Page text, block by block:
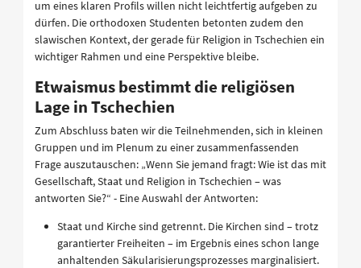
um eines klaren Profils willen nicht leichtfertig aufgeben zu
dürfen. Die orthodoxen Studenten betonten zudem den
slawischen Kontext, der gerade für Religion in Tschechien ein
wichtiger Rahmen und eine Perspektive bleibe.
Etwaismus bestimmt die religiösen
Lage in Tschechien
Zum Abschluss baten wir die Teilnehmenden, sich in kleinen
Gruppen und im Plenum zu einer zusammenfassenden
Frage auszutauschen: „Wenn Sie jemand fragt: Wie ist das mit
Gesellschaft, Staat und Religion in Tschechien – was
antworten Sie?“ - Eine Auswahl der Antworten:
Staat und Kirche sind getrennt. Die Kirchen sind – trotz
garantierter Freiheiten – im Ergebnis eines schon lange
anhaltenden Säkularisierungsprozesses marginalisiert.